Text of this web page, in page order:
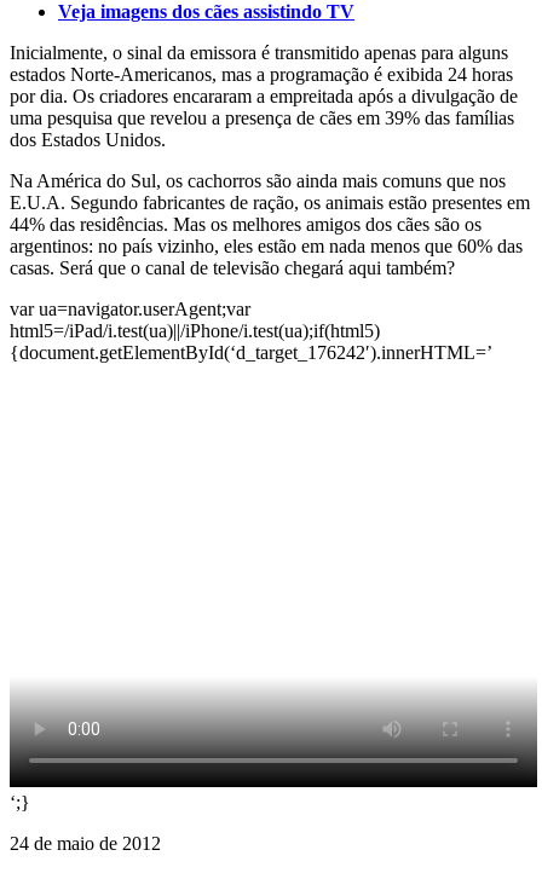
Veja imagens dos cães assistindo TV
Inicialmente, o sinal da emissora é transmitido apenas para alguns
estados Norte-Americanos, mas a programação é exibida 24 horas
por dia. Os criadores encararam a empreitada após a divulgação de
uma pesquisa que revelou a presença de cães em 39% das famílias
dos Estados Unidos.
Na América do Sul, os cachorros são ainda mais comuns que nos
E.U.A. Segundo fabricantes de ração, os animais estão presentes em
44% das residências. Mas os melhores amigos dos cães são os
argentinos: no país vizinho, eles estão em nada menos que 60% das
casas. Será que o canal de televisão chegará aqui também?
var ua=navigator.userAgent;var
html5=/iPad/i.test(ua)||/iPhone/i.test(ua);if(html5)
{document.getElementById(‘d_target_176242′).innerHTML=’
‘;}
24 de maio de 2012